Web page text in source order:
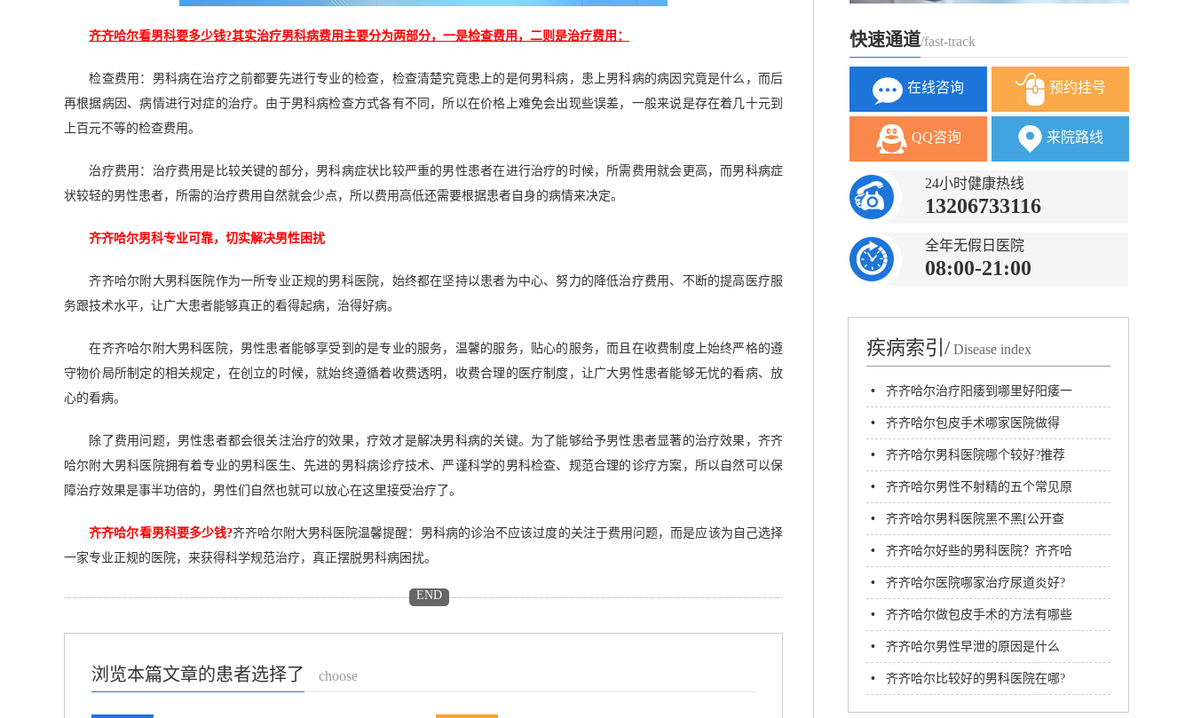
齐齐哈尔看男科要多少钱?其实治疗男科病费用主要分为两部分，一是检查费用，二则是治疗费用：
检查费用：男科病在治疗之前都要先进行专业的检查，检查清楚究竟患上的是何男科病，患上男科病的病因究竟是什么，而后
再根据病因、病情进行对症的治疗。由于男科病检查方式各有不同，所以在价格上难免会出现些误差，一般来说是存在着几十元到
上百元不等的检查费用。
治疗费用：治疗费用是比较关键的部分，男科病症状比较严重的男性患者在进行治疗的时候，所需费用就会更高，而男科病症
状较轻的男性患者，所需的治疗费用自然就会少点，所以费用高低还需要根据患者自身的病情来决定。
齐齐哈尔男科专业可靠，切实解决男性困扰
齐齐哈尔附大男科医院作为一所专业正规的男科医院，始终都在坚持以患者为中心、努力的降低治疗费用、不断的提高医疗服
务跟技术水平，让广大患者能够真正的看得起病，治得好病。
在齐齐哈尔附大男科医院，男性患者能够享受到的是专业的服务，温馨的服务，贴心的服务，而且在收费制度上始终严格的遵
守物价局所制定的相关规定，在创立的时候，就始终遵循着收费透明，收费合理的医疗制度，让广大男性患者能够无忧的看病、放
心的看病。
除了费用问题，男性患者都会很关注治疗的效果，疗效才是解决男科病的关键。为了能够给予男性患者显著的治疗效果，齐齐
哈尔附大男科医院拥有着专业的男科医生、先进的男科病诊疗技术、严谨科学的男科检查、规范合理的诊疗方案，所以自然可以保
障治疗效果是事半功倍的，男性们自然也就可以放心在这里接受治疗了。
齐齐哈尔看男科要多少钱?齐齐哈尔附大男科医院温馨提醒：男科病的诊治不应该过度的关注于费用问题，而是应该为自己选择
一家专业正规的医院，来获得科学规范治疗，真正摆脱男科病困扰。
END
浏览本篇文章的患者选择了 choose
快速通道/fast-track
在线咨询 预约挂号
QQ咨询 来院路线
24小时健康热线
13206733116
全年无假日医院
08:00-21:00
疾病索引/ Disease index
• 齐齐哈尔治疗阳痿到哪里好阳痿一
般需要多久才能治好?
• 齐齐哈尔包皮手术哪家医院做得
好？齐齐哈尔附大男科医院
• 齐齐哈尔男科医院哪个较好?推荐
齐齐哈尔附大男科医院
• 齐齐哈尔男性不射精的五个常见原
因
• 齐齐哈尔男科医院黑不黑[公开查
看]齐齐哈尔看阳痿去哪家医院好
• 齐齐哈尔好些的男科医院？齐齐哈
尔附大男科医院
• 齐齐哈尔医院哪家治疗尿道炎好?
• 齐齐哈尔做包皮手术的方法有哪些
呢? 齐齐哈尔附大男科医院
• 齐齐哈尔男性早泄的原因是什么
呢？
• 齐齐哈尔比较好的男科医院在哪?
齐齐哈尔附大男科医院